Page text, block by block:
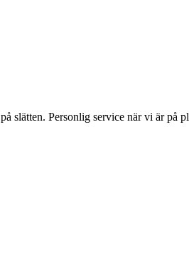
slätten. Personlig service när vi är på